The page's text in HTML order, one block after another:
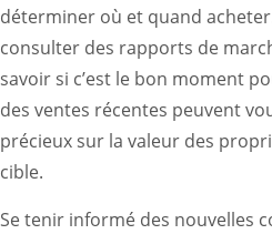
déterminer où et quand
consulter des rapports de
savoir si c’est le bon moment
des ventes récentes peuvent
précieux sur la valeur des
cible.
Se tenir informé des nouvelles